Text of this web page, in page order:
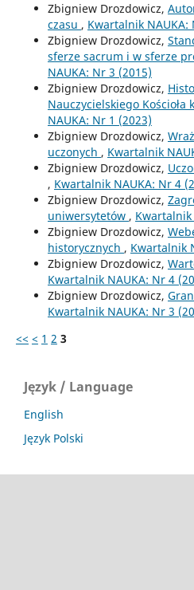
Zbigniew Drozdowicz,
czasu , Kwartalnik NAUKA:
Zbigniew Drozdowicz,
sferze sacrum i w sferze
NAUKA: Nr 3 (2015)
Zbigniew Drozdowicz,
Nauczycielskiego Kościoła
NAUKA: Nr 1 (2023)
Zbigniew Drozdowicz,
uczonych , Kwartalnik
Zbigniew Drozdowicz,
, Kwartalnik NAUKA: Nr 4
Zbigniew Drozdowicz,
uniwersytetów , Kwartalnik
Zbigniew Drozdowicz,
historycznych , Kwartalnik
Zbigniew Drozdowicz,
Kwartalnik NAUKA: Nr 4
Zbigniew Drozdowicz,
Kwartalnik NAUKA: Nr 3
<< < 1 2 3
Język / Language
English
Język Polski